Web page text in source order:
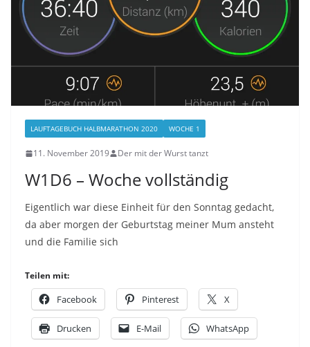
LAUFTAGEBUCH HALBMARATHON 2020 WOCHE 1
11. November 2019 Der mit der Wurst tanzt
W1D6 – Woche vollständig
Eigentlich war diese Einheit für den Sonntag gedacht,
da aber morgen der Geburtstag meiner Mum ansteht
und die Familie sich
Teilen mit:
Facebook Pinterest X
Drucken E-Mail WhatsApp